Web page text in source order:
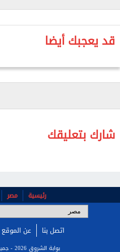
تتخذها دولة الكويت الشقيقة
وسيادتها، مجددة تحذيرها
الذي يقوض المساعي
قد يعجبك أيضا
شارك بتعليقك
رئيسية مصر
اتصل بنا عن الموقع
بوابة الشروق 2026 - جميع الحقوق محفوظة